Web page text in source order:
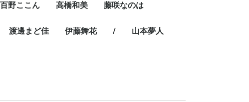
野ここん 高橋和美 藤咲なのは
渡邊まど佳 伊藤舞花 / 山本夢人